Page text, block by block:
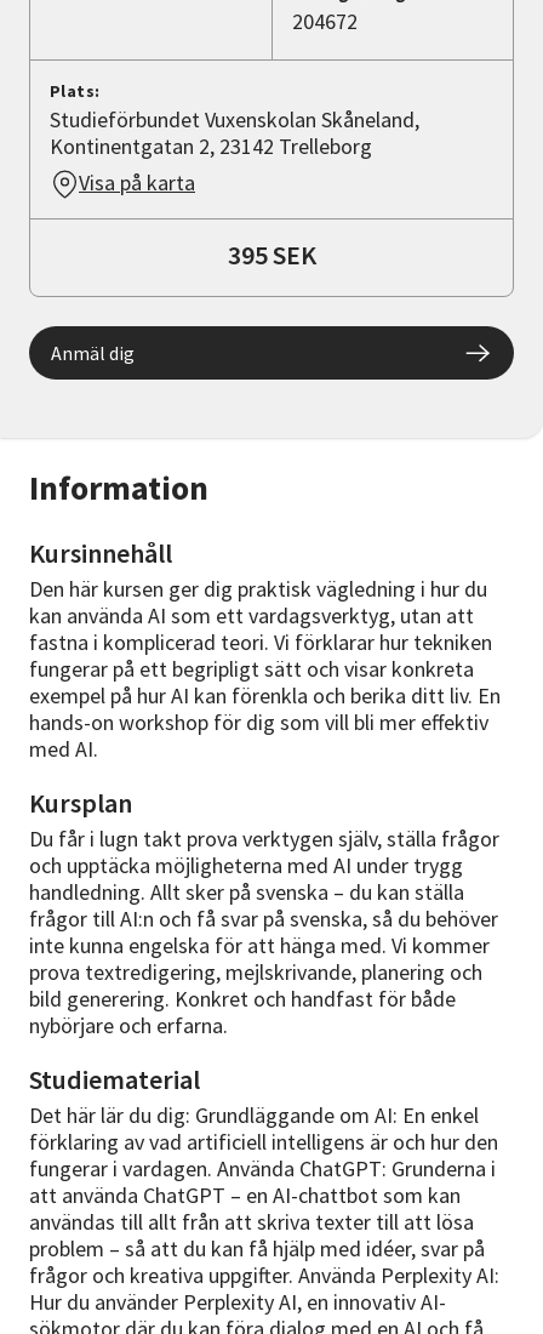
Information
Kursinnehåll
Den här kursen ger dig praktisk vägledning i hur du
kan använda AI som ett vardagsverktyg, utan att
fastna i komplicerad teori. Vi förklarar hur tekniken
fungerar på ett begripligt sätt och visar konkreta
exempel på hur AI kan förenkla och berika ditt liv. En
hands-on workshop för dig som vill bli mer effektiv
med AI.
Kursplan
Du får i lugn takt prova verktygen själv, ställa frågor
och upptäcka möjligheterna med AI under trygg
handledning. Allt sker på svenska – du kan ställa
frågor till AI:n och få svar på svenska, så du behöver
inte kunna engelska för att hänga med. Vi kommer
prova textredigering, mejlskrivande, planering och
bild generering. Konkret och handfast för både
nybörjare och erfarna.
Studiematerial
Det här lär du dig: Grundläggande om AI: En enkel
förklaring av vad artificiell intelligens är och hur den
fungerar i vardagen. Använda ChatGPT: Grunderna i
att använda ChatGPT – en AI-chattbot som kan
användas till allt från att skriva texter till att lösa
problem – så att du kan få hjälp med idéer, svar på
frågor och kreativa uppgifter. Använda Perplexity AI:
Hur du använder Perplexity AI, en innovativ AI-
204672
Plats:
Studieförbundet Vuxenskolan Skåneland,
Kontinentgatan 2, 23142 Trelleborg
Visa på karta
395 SEK
Anmäl dig